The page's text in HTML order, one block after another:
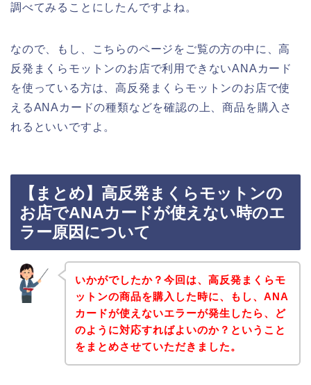
調べてみることにしたんですよね。
なので、もし、こちらのページをご覧の方の中に、高
反発まくらモットンのお店で利用できないANAカード
を使っている方は、高反発まくらモットンのお店で使
えるANAカードの種類などを確認の上、商品を購入さ
れるといいですよ。
【まとめ】高反発まくらモットンの
お店でANAカードが使えない時のエ
ラー原因について
いかがでしたか？今回は、高反発まくらモ
ットンの商品を購入した時に、もし、ANA
カードが使えないエラーが発生したら、ど
のように対応すればよいのか？ということ
をまとめさせていただきました。